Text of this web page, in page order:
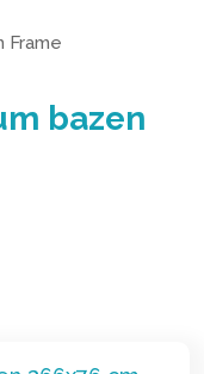
Frame
bazen